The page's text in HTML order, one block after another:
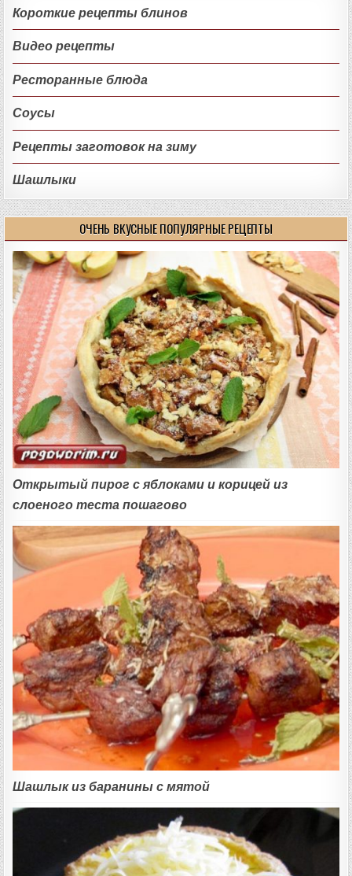
Короткие рецепты блинов
Видео рецепты
Ресторанные блюда
Соусы
Рецепты заготовок на зиму
Шашлыки
ОЧЕНЬ ВКУСНЫЕ ПОПУЛЯРНЫЕ РЕЦЕПТЫ
Открытый пирог с яблоками и корицей из
слоеного теста пошагово
Шашлык из баранины с мятой